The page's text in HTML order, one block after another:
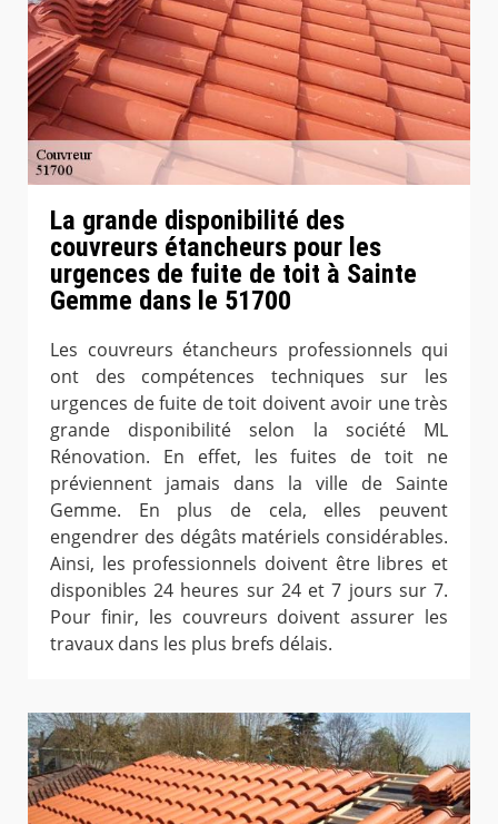
La grande disponibilité des
couvreurs étancheurs pour les
urgences de fuite de toit à Sainte
Gemme dans le 51700
Les couvreurs étancheurs professionnels qui
ont des compétences techniques sur les
urgences de fuite de toit doivent avoir une très
grande disponibilité selon la société ML
Rénovation. En effet, les fuites de toit ne
préviennent jamais dans la ville de Sainte
Gemme. En plus de cela, elles peuvent
engendrer des dégâts matériels considérables.
Ainsi, les professionnels doivent être libres et
disponibles 24 heures sur 24 et 7 jours sur 7.
Pour finir, les couvreurs doivent assurer les
travaux dans les plus brefs délais.